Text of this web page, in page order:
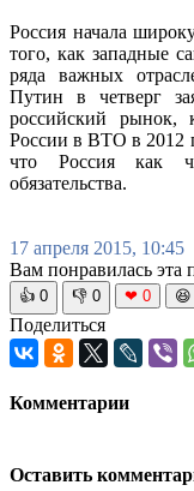
Россия начала
того, как западные
ряда важных
Путин в четверг
российский рынок,
России в ВТО в 2012
что Россия как
обязательства.
17 апреля 2015, 10:45
Вам понравилась эта
👍 0 👎 0 ❤ 0 😆
Поделиться
Комментарии
Оставить